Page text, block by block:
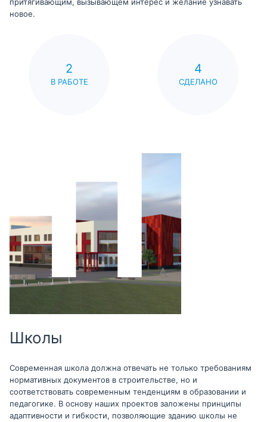
притягивающим, вызывающем интерес и желание узнавать
новое.
2
В РАБОТЕ
4
СДЕЛАНО
Школы
Современная школа должна отвечать не только требованиям
нормативных документов в строительстве, но и
соответствовать современным тенденциям в образовании и
педагогике. В основу наших проектов заложены принципы
адаптивности и гибкости, позволяющие зданию школы не